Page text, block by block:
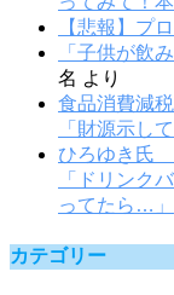
【悲報】プ
「子供が飲
名 より
食品消費減
「財源示し
ひろゆき氏
「ドリンク
ってたら…」
カテゴリー